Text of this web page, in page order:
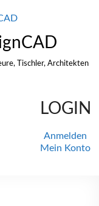
Tischler, Architekten
LOGIN
Anmelden
Mein Konto